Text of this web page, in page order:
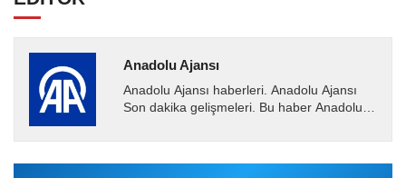
Anadolu Ajansı
Anadolu Ajansı haberleri. Anadolu Ajansı
Son dakika gelişmeleri. Bu haber Anadolu
Ajansı tarafından...